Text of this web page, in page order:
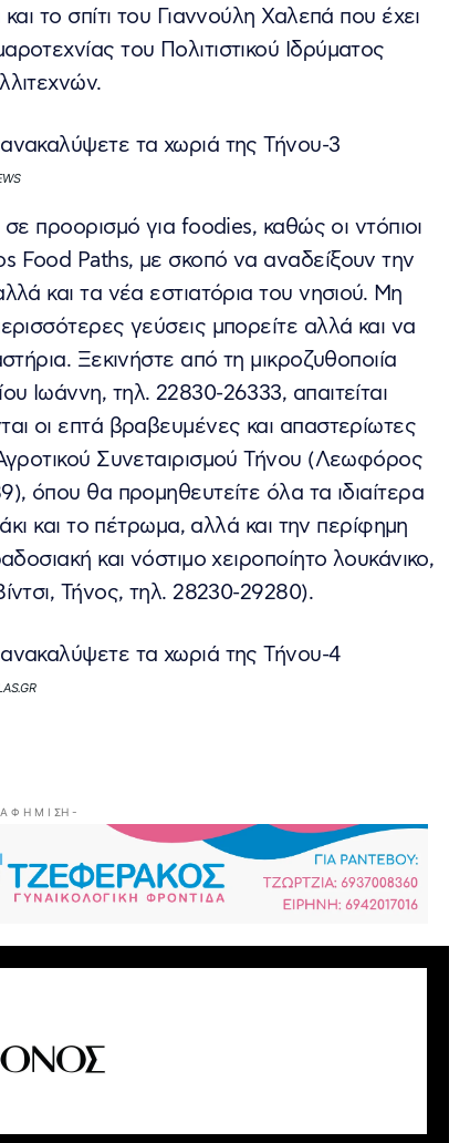
το σπίτι του Γιαννούλη Χαλεπά που έχει
του Πολιτιστικού Ιδρύματος
προορισμό για foodies, καθώς οι ντόπιοι
Food Paths, με σκοπό να αναδείξουν την
και τα νέα εστιατόρια του νησιού. Μη
γεύσεις μπορείτε αλλά και να
Ξεκινήστε από τη μικροζυθοποιία
Ιωάννη, τηλ. 22830-26333, απαιτείται
οι επτά βραβευμένες και απαστερίωτες
Συνεταιρισμού Τήνου (Λεωφόρος
όπου θα προμηθευτείτε όλα τα ιδιαίτερα
και το πέτρωμα, αλλά και την περίφημη
και νόστιμο χειροποίητο λουκάνικο,
Τήνος, τηλ. 28230-29280).
Φ Η Μ Ι ΣΗ -